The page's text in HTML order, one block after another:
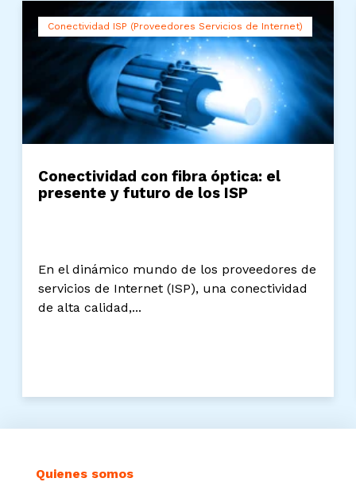
Conectividad ISP (Proveedores Servicios de Internet)
Conectividad con fibra óptica: el
presente y futuro de los ISP
En el dinámico mundo de los proveedores de
servicios de Internet (ISP), una conectividad
de alta calidad,...
Quienes somos